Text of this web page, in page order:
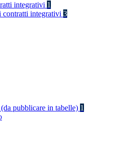
integrativi 1
contratti integrativi 3
pubblicare in tabelle) 1